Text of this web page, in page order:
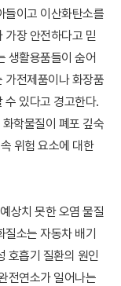
들이고 이산화탄소를
가장 안전하다고 믿
생활용품들이 숨어
가전제품이나 화장품
수 있다고 경고한다.
학물질이 폐포 깊숙
위험 요소에 대한
상치 못한 오염 물질
소는 자동차 배기
호흡기 질환의 원인
전연소가 일어나는